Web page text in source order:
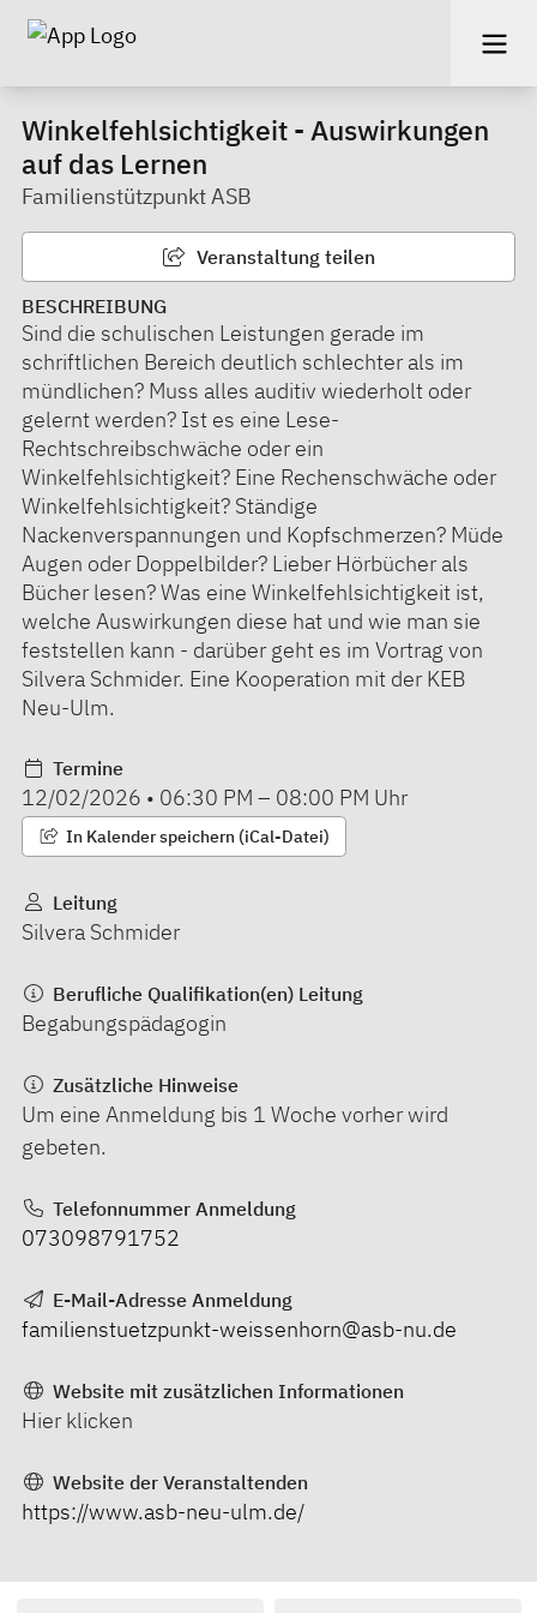
Winkelfehlsichtigkeit - Auswirkungen
auf das Lernen
Familienstützpunkt ASB
Veranstaltung teilen
BESCHREIBUNG
Sind die schulischen Leistungen gerade im
schriftlichen Bereich deutlich schlechter als im
mündlichen? Muss alles auditiv wiederholt oder
gelernt werden? Ist es eine Lese-
Rechtschreibschwäche oder ein
Winkelfehlsichtigkeit? Eine Rechenschwäche oder
Winkelfehlsichtigkeit? Ständige
Nackenverspannungen und Kopfschmerzen? Müde
Augen oder Doppelbilder? Lieber Hörbücher als
Bücher lesen? Was eine Winkelfehlsichtigkeit ist,
welche Auswirkungen diese hat und wie man sie
feststellen kann - darüber geht es im Vortrag von
Silvera Schmider. Eine Kooperation mit der KEB
Neu-Ulm.
Termine
12/02/2026 • 06:30 PM – 08:00 PM Uhr
In Kalender speichern (iCal-Datei)
Leitung
Silvera Schmider
Berufliche Qualifikation(en) Leitung
Begabungspädagogin
Zusätzliche Hinweise
Um eine Anmeldung bis 1 Woche vorher wird
gebeten.
Telefonnummer Anmeldung
073098791752
E-Mail-Adresse Anmeldung
familienstuetzpunkt-weissenhorn@asb-nu.de
Website mit zusätzlichen Informationen
Hier klicken
Website der Veranstaltenden
https://www.asb-neu-ulm.de/